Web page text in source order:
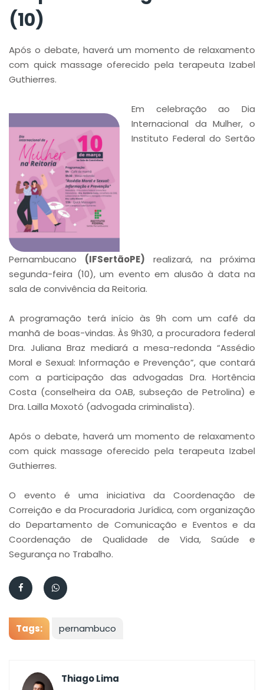
(10)
Após o debate, haverá um momento de relaxamento
com quick massage oferecido pela terapeuta Izabel
Guthierres.
Em celebração ao Dia
Internacional da Mulher, o
Instituto Federal do Sertão
Pernambucano (IFSertãoPE) realizará, na próxima
segunda-feira (10), um evento em alusão à data na
sala de convivência da Reitoria.
A programação terá início às 9h com um café da
manhã de boas-vindas. Às 9h30, a procuradora federal
Dra. Juliana Braz mediará a mesa-redonda “Assédio
Moral e Sexual: Informação e Prevenção”, que contará
com a participação das advogadas Dra. Hortência
Costa (conselheira da OAB, subseção de Petrolina) e
Dra. Lailla Moxotó (advogada criminalista).
Após o debate, haverá um momento de relaxamento
com quick massage oferecido pela terapeuta Izabel
Guthierres.
O evento é uma iniciativa da Coordenação de
Correição e da Procuradoria Jurídica, com organização
do Departamento de Comunicação e Eventos e da
Coordenação de Qualidade de Vida, Saúde e
Segurança no Trabalho.
Tags: pernambuco
Thiago Lima